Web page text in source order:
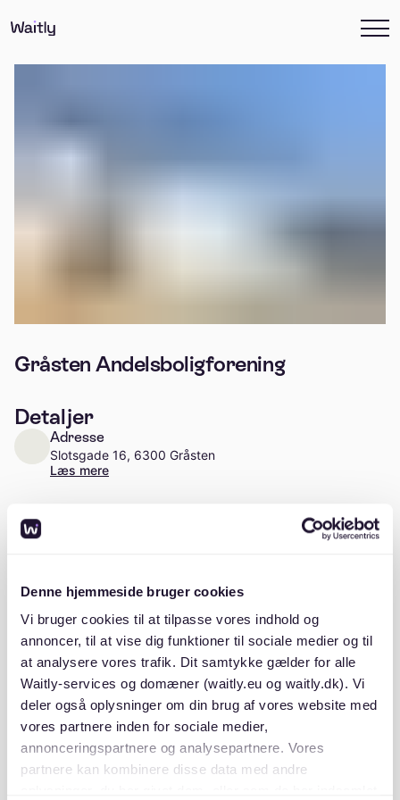
Denne hjemmeside bruger cookies
Vi bruger cookies til at tilpasse vores indhold og
annoncer, til at vise dig funktioner til sociale medier og til
at analysere vores trafik. Dit samtykke gælder for alle
Waitly-services og domæner (waitly.eu og waitly.dk). Vi
deler også oplysninger om din brug af vores website med
vores partnere inden for sociale medier,
annonceringspartnere og analysepartnere. Vores
partnere kan kombinere disse data med andre
Gråsten Andelsboligforening
Detaljer
Adresse
Slotsgade 16, 6300 Gråsten
Læs mere
1946
Beskrivelse